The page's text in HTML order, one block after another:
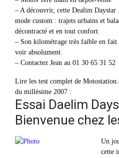
– A découvrir, cette Dealim
mode custom : trajets urbains et
décontracté et en tout confort.
– Son kilométrage très faible en fait
voir absolument.
– Contactez Jean au 01 30 65 31 52
Lire les test complet de
du millésime 2007 :
Essai Daelim
Bienvenue chez
Un
cette